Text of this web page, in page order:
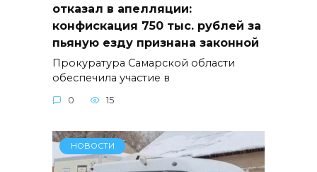
отказал в апелляции:
конфискация 750 тыс. рублей за
пьяную езду признана законной
Прокуратура Самарской области
обеспечила участие в
0 15
НОВОСТИ